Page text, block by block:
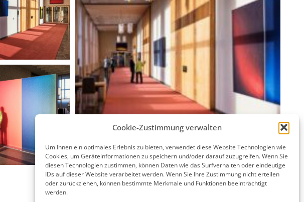
Cookie-Zustimmung verwalten
Um Ihnen ein optimales Erlebnis zu bieten, verwendet diese Website Technologien wie
Cookies, um Geräteinformationen zu speichern und/oder darauf zuzugreifen. Wenn Sie
diesen Technologien zustimmen, können Daten wie das Surfverhalten oder eindeutige
IDs auf dieser Website verarbeitet werden. Wenn Sie Ihre Zustimmung nicht erteilen
oder zurückziehen, können bestimmte Merkmale und Funktionen beeinträchtigt
werden.